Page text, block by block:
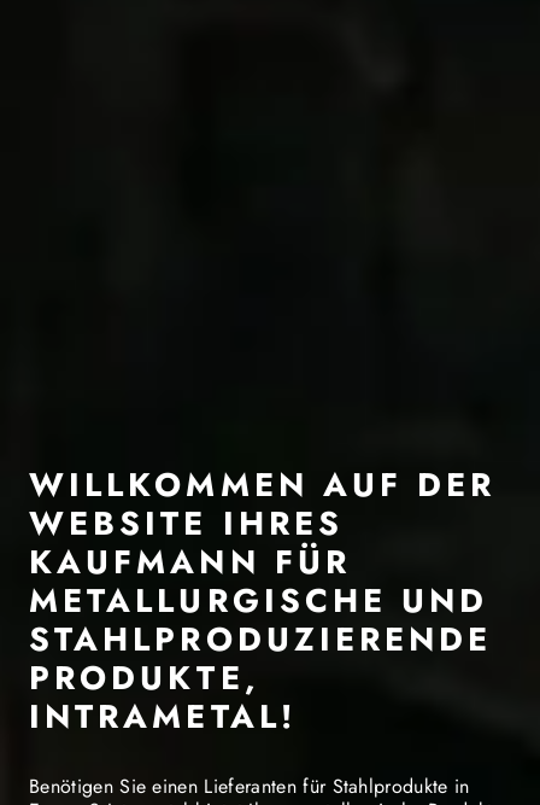
WILLKOMMEN AUF DER
WEBSITE IHRES
KAUFMANN FÜR
METALLURGISCHE UND
STAHLPRODUZIERENDE
PRODUKTE,
INTRAMETAL!
Benötigen Sie einen Lieferanten für Stahlprodukte in